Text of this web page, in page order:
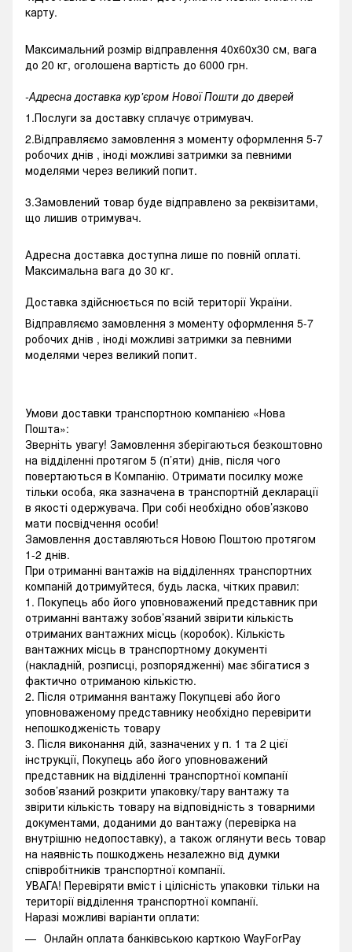
карту.
Максимальний розмір відправлення 40х60х30 см, вага
до 20 кг, оголошена вартість до 6000 грн.
-Адресна доставка кур'єром Нової Пошти до дверей
1.Послуги за доставку сплачує отримувач.
2.Відправляємо замовлення з моменту оформлення 5-7
робочих днів , іноді можливі затримки за певними
моделями через великий попит.
3.Замовлений товар буде відправлено за реквізитами,
що лишив отримувач.
Адресна доставка доступна лише по повній оплаті.
Максимальна вага до 30 кг.
Доставка здійснюється по всій території України.
Відправляємо замовлення з моменту оформлення 5-7
робочих днів , іноді можливі затримки за певними
моделями через великий попит.
Умови доставки транспортною компанією «Нова
Пошта»:
Зверніть увагу! Замовлення зберігаються безкоштовно
на відділенні протягом 5 (п’яти) днів, після чого
повертаються в Компанію. Отримати посилку може
тільки особа, яка зазначена в транспортній декларації
в якості одержувача. При собі необхідно обов’язково
мати посвідчення особи!
Замовлення доставляються Новою Поштою протягом
1-2 днів.
При отриманні вантажів на відділеннях транспортних
компаній дотримуйтеся, будь ласка, чітких правил:
1. Покупець або його уповноважений представник при
отриманні вантажу зобов’язаний звірити кількість
отриманих вантажних місць (коробок). Кількість
вантажних місць в транспортному документі
(накладній, розписці, розпорядженні) має збігатися з
фактично отриманою кількістю.
2. Після отримання вантажу Покупцеві або його
уповноваженому представнику необхідно перевірити
непошкодженість товару
3. Після виконання дій, зазначених у п. 1 та 2 цієї
інструкції, Покупець або його уповноважений
представник на відділенні транспортної компанії
зобов’язаний розкрити упаковку/тару вантажу та
звірити кількість товару на відповідність з товарними
документами, доданими до вантажу (перевірка на
внутрішню недопоставку), а також оглянути весь товар
на наявність пошкоджень незалежно від думки
співробітників транспортної компанії.
УВАГА! Перевіряти вміст і цілісність упаковки тільки на
території відділення транспортної компанії.
Наразі можливі варіанти оплати:
Онлайн оплата банківською карткою WayForPay